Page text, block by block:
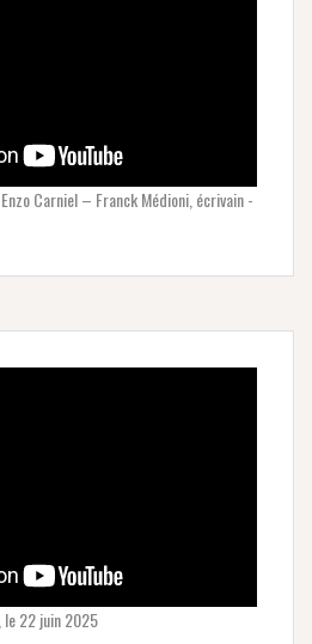
Carniel – Franck Médioni, écrivain -
le 22 juin 2025